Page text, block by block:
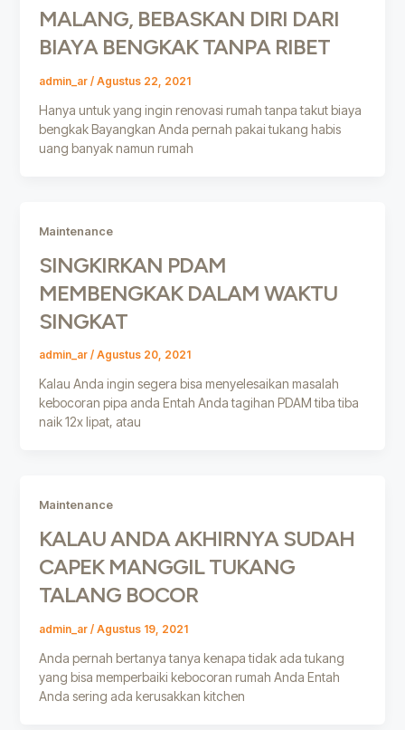
MALANG, BEBASKAN DIRI DARI
BIAYA BENGKAK TANPA RIBET
admin_ar / Agustus 22, 2021
Hanya untuk yang ingin renovasi rumah tanpa takut biaya
bengkak Bayangkan Anda pernah pakai tukang habis
uang banyak namun rumah
Maintenance
SINGKIRKAN PDAM
MEMBENGKAK DALAM WAKTU
SINGKAT
admin_ar / Agustus 20, 2021
Kalau Anda ingin segera bisa menyelesaikan masalah
kebocoran pipa anda Entah Anda tagihan PDAM tiba tiba
naik 12x lipat, atau
Maintenance
KALAU ANDA AKHIRNYA SUDAH
CAPEK MANGGIL TUKANG
TALANG BOCOR
admin_ar / Agustus 19, 2021
Anda pernah bertanya tanya kenapa tidak ada tukang
yang bisa memperbaiki kebocoran rumah Anda Entah
Anda sering ada kerusakkan kitchen